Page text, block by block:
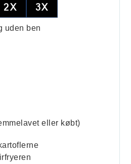
2X 3X
uden ben
eller købt)